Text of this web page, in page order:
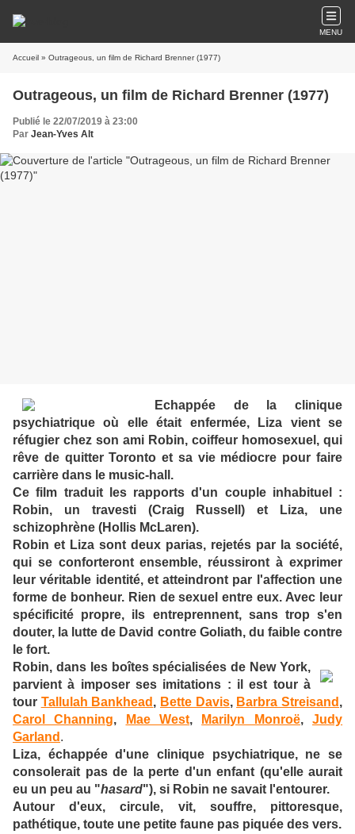
MENU
Accueil » Outrageous, un film de Richard Brenner (1977)
Outrageous, un film de Richard Brenner (1977)
Publié le 22/07/2019 à 23:00
Par Jean-Yves Alt
Echappée de la clinique
psychiatrique où elle était enfermée, Liza vient se
réfugier chez son ami Robin, coiffeur homosexuel, qui
rêve de quitter Toronto et sa vie médiocre pour faire
carrière dans le music-hall.
Ce film traduit les rapports d'un couple inhabituel :
Robin, un travesti (Craig Russell) et Liza, une
schizophrène (Hollis McLaren).
Robin et Liza sont deux parias, rejetés par la société,
qui se conforteront ensemble, réussiront à exprimer
leur véritable identité, et atteindront par l'affection une
forme de bonheur. Rien de sexuel entre eux. Avec leur
spécificité propre, ils entreprennent, sans trop s'en
douter, la lutte de David contre Goliath, du faible contre
le fort.
Robin, dans les boîtes spécialisées de New York,
parvient à imposer ses imitations : il est tour à
tour Tallulah Bankhead , Bette Davis, Barbra Streisand ,
Carol Channing, Mae West, Marilyn Monroë,Judy
Garland .
Liza, échappée d'une clinique psychiatrique, ne se
consolerait pas de la perte d'un enfant (qu'elle aurait
eu un peu au "hasard"), si Robin ne savait l'entourer.
Autour d'eux, circule, vit, souffre, pittoresque,
pathétique, toute une petite faune pas piquée des vers.